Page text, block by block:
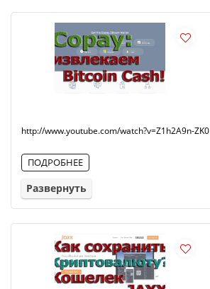
http://www.youtube.com/watch?v=Z1h2A9n-ZK0
ПОДРОБНЕЕ
Развернуть